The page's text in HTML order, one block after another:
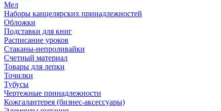
Мел
Наборы канцелярских принадлежностей
Обложки
Подставки для книг
Расписание уроков
Стаканы-непроливайки
Счетный материал
Товары для лепки
Точилки
Тубусы
Чертежные принадлежности
Кожгалантерея (бизнес-аксессуары)